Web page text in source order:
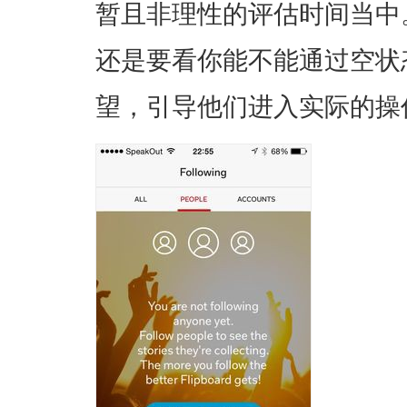
暂且非理性的评估时间当
还是要看你能不能通过空
望，引导他们进入实际的